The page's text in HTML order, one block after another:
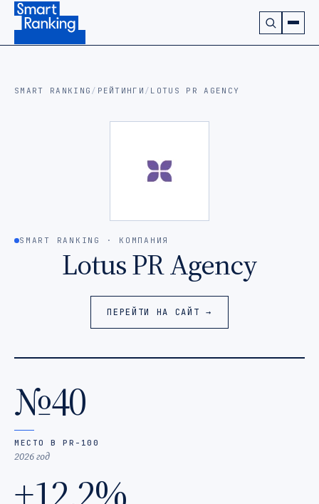
Подписаться на наш канал в Telegram (откроется в
SMART RANKING / РЕЙТИНГИ / LOTUS PR AGENCY
SMART RANKING · КОМПАНИЯ
Lotus PR Agency
ПЕРЕЙТИ НА САЙТ →
№40
МЕСТО В PR-100
2026 год